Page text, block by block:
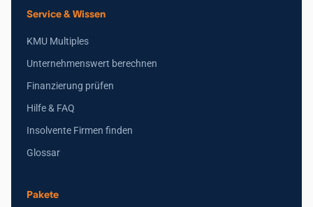
Service & Wissen
KMU Multiples
Unternehmenswert berechnen
Finanzierung prüfen
Hilfe & FAQ
Insolvente Firmen finden
Glossar
Pakete